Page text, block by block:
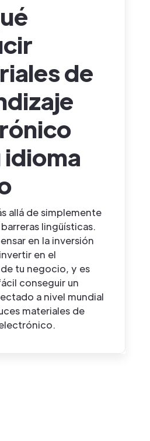
de
idioma
allá de simplemente
lingüísticas.
en la inversión
en el
tu negocio, y es
conseguir un
a nivel mundial
materiales de